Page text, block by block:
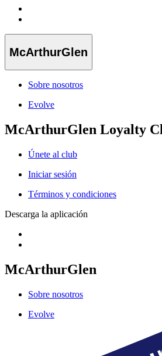
McArthurGlen
Sobre nosotros
Evolve
McArthurGlen Loyalty
Únete al club
Iniciar sesión
Términos y condiciones
Descarga la aplicación
McArthurGlen
Sobre nosotros
Evolve